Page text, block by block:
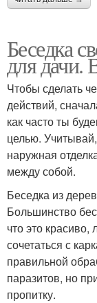
Беседка
для дачи.
Чтобы сделать
действий,
как часто ты
целью.
наружная
между собой.
Беседка из
Большинство
что это красиво,
сочетаться с
правильной
паразитов, но
пропитку.